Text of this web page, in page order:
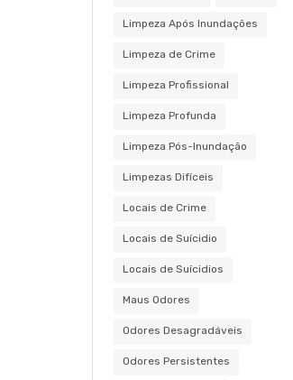
Limpeza Após Inundações
Limpeza de Crime
Limpeza Profissional
Limpeza Profunda
Limpeza Pós-Inundação
Limpezas Difíceis
Locais de Crime
Locais de Suícidio
Locais de Suícidios
Maus Odores
Odores Desagradáveis
Odores Persistentes